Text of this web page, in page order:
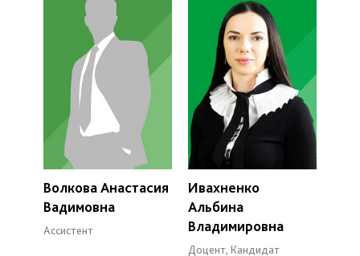
Волкова Анастасия
Вадимовна
Ассистент
Ивахненко
Альбина
Владимировна
Доцент, Кандидат